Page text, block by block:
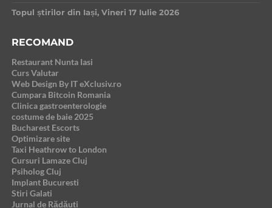
Topul știrilor din Iași, Vineri 17 Iulie 2026
RECOMAND
Restaurant Nunta Iasi
Curs Valutar
Web Design By IT eXclusiv.ro
Cumpara Bitcoin Romania
Clinica gastroenterologie
costume de baie 2025
Bucharest Escorts
Optimizare site
Taxi Heathrow to London
Cursuri Lamaze Cluj
Psiholog Cluj
Implant Bucuresti
Stiri Galati
Jurnal de Rădăuți